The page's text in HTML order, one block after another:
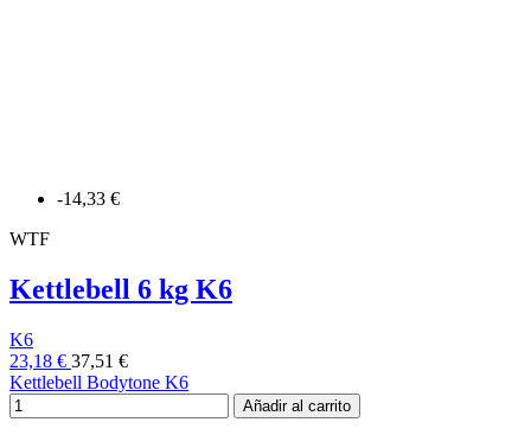
-14,33 €
WTF
Kettlebell 6 kg K6
K6
23,18 € 37,51 €
Kettlebell Bodytone K6
Añadir al carrito